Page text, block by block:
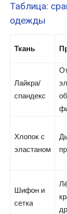
Таблица:
одежды
Ткань
Лайкра/
спандекс
Хлопок с
эластаном
Шифон и
сетка